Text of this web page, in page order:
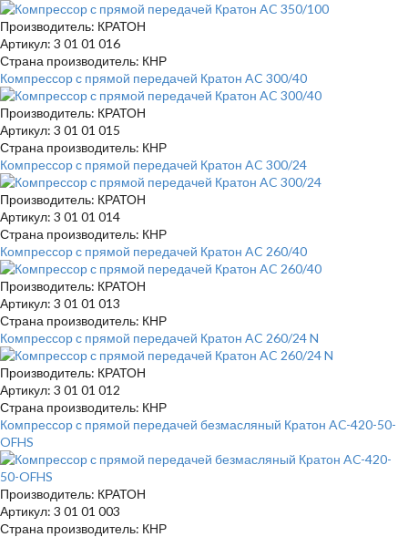
Производитель: КРАТОН
Артикул: 3 01 01 016
Страна производитель: КНР
Компрессор с прямой передачей Кратон AC 300/40
Производитель: КРАТОН
Артикул: 3 01 01 015
Страна производитель: КНР
Компрессор с прямой передачей Кратон AC 300/24
Производитель: КРАТОН
Артикул: 3 01 01 014
Страна производитель: КНР
Компрессор с прямой передачей Кратон AC 260/40
Производитель: КРАТОН
Артикул: 3 01 01 013
Страна производитель: КНР
Компрессор с прямой передачей Кратон AC 260/24 N
Производитель: КРАТОН
Артикул: 3 01 01 012
Страна производитель: КНР
Компрессор с прямой передачей безмасляный Кратон AC-420-50-
OFHS
Производитель: КРАТОН
Артикул: 3 01 01 003
Страна производитель: КНР